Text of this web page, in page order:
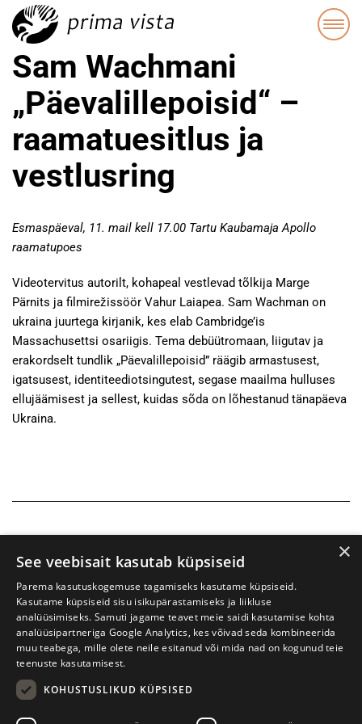
Sam Wachmani
„Päevalillepoisid“ –
raamatuesitlus ja
vestlusring
Esmaspäeval, 11. mail kell 17.00 Tartu Kaubamaja Apollo
raamatupoes
Videotervitus autorilt, kohapeal vestlevad tõlkija Marge
Pärnits ja filmirežissöör Vahur Laiapea. Sam Wachman on
ukraina juurtega kirjanik, kes elab Cambridge’is
Massachusettsi osariigis. Tema debüütromaan, liigutav ja
erakordselt tundlik „Päevalillepoisid” räägib armastusest,
igatsusest, identiteediotsingutest, segase maailma hulluses
ellujäämisest ja sellest, kuidas sõda on lõhestanud tänapäeva
Ukraina.
Prima Vista kirjandusfestival
×
See veebisait kasutab küpsiseid
Parema kasutuskogemuse tagamiseks kasutame küpsiseid.
Kasutame küpsiseid sisu isikupärastamiseks ja liikluse
analüüsimiseks. Samuti jagame teavet meie saidi kasutamise kohta
analüüsipartneriga Google Analytics, kes võivad seda kombineerida
muu teabega, mille olete neile esitanud või mida nad on kogunud teie
teenuste kasutamisest.
KOHUSTUSLIKUD KÜPSISED